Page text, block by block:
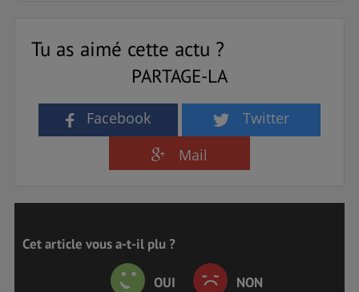
Tu as aimé cette actu ?
PARTAGE-LA
Facebook
Twitter
Mail
Cet article vous a-t-il plu ?
OUI NON